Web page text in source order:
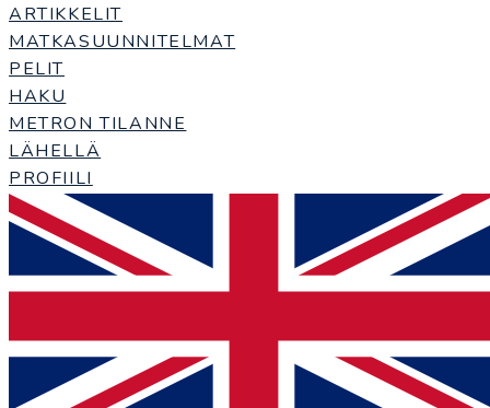
ARTIKKELIT
MATKASUUNNITELMAT
PELIT
HAKU
METRON TILANNE
LÄHELLÄ
PROFIILI